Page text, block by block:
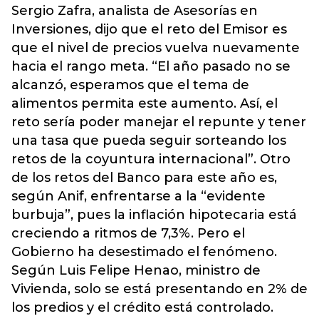
Sergio Zafra, analista de Asesorías en
Inversiones, dijo que el reto del Emisor es
que el nivel de precios vuelva nuevamente
hacia el rango meta. “El año pasado no se
alcanzó, esperamos que el tema de
alimentos permita este aumento. Así, el
reto sería poder manejar el repunte y tener
una tasa que pueda seguir sorteando los
retos de la coyuntura internacional”. Otro
de los retos del Banco para este año es,
según Anif, enfrentarse a la “evidente
burbuja”, pues la inflación hipotecaria está
creciendo a ritmos de 7,3%. Pero el
Gobierno ha desestimado el fenómeno.
Según Luis Felipe Henao, ministro de
Vivienda, solo se está presentando en 2% de
los predios y el crédito está controlado.